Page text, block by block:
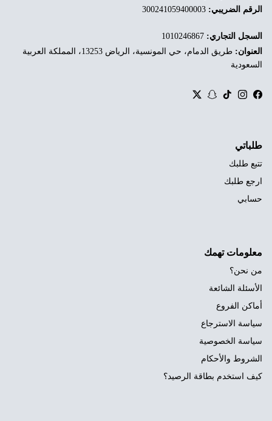
الرقم الضريبي:
السجل التجاري:
العنوان:
طريق الدمام، حي المونسية، الرياض 13253، المملكة العربية
السعودية
Facebook
Instagram
TikTok
Snapchat
Twitter
طلباتي
تتبع طلبك
ارجع طلبك
حسابي
معلومات تهمك
من نحن؟
الأسئلة الشائعة
أماكن الفروع
سياسة الاسترجاع
سياسة الخصوصية
الشروط والأحكام
كيف استخدم بطاقة الرصيد؟